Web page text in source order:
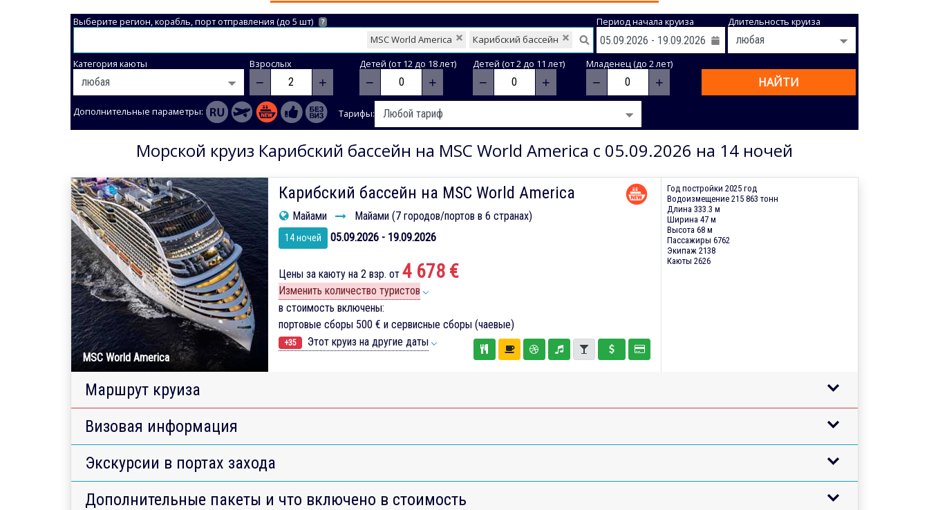
Выберите регион, корабль, порт отправления (до 5 шт) ?
Карибский бассейн
MSC World America
Период начала круиза Длительность круиза
Категория каюты Взрослых
− +
Детей (от 12 до 18 лет)
− +
Детей (от 2 до 11 лет)
− +
Младенец (до 2 лет)
− + НАЙТИ
Дополнительные параметры: Тарифы:
Морской круиз Карибский бассейн на MSC World America с 05.09.2026 на 14 ночей
MSC World America
Карибский бассейн на MSC World America
Майами Майами (7 городов/портов в 6 странах)
14 ночей 05.09.2026 - 19.09.2026
Цены за каюту на 2 взр. от 4 678 €
Изменить количество туристов
в стоимость включены:
портовые сборы 500 € и сервисные сборы (чаевые)
+35 Этот круиз на другие даты
Год постройки 2025 год
Водоизмещение 215 863 тонн
Длина 333.3 м
Ширина 47 м
Высота 68 м
Пассажиры 6762
Экипаж 2138
Каюты 2626
Маршрут круиза
Визовая информация
Экскурсии в портах захода
Дополнительные пакеты и что включено в стоимость